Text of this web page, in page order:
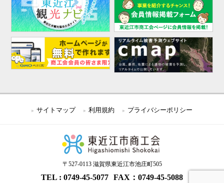
サイトマップ 利用規約 プライバシーポリシー
〒527-0113 滋賀県東近江市池庄町505
0749-45-5077 FAX：0749-45-5088